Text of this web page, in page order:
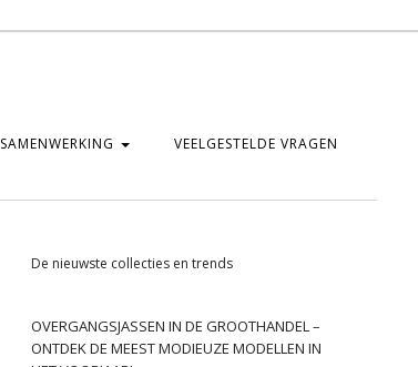
SAMENWERKING VEELGESTELDE VRAGEN
De nieuwste collecties en trends
OVERGANGSJASSEN IN DE GROOTHANDEL –
ONTDEK DE MEEST MODIEUZE MODELLEN IN